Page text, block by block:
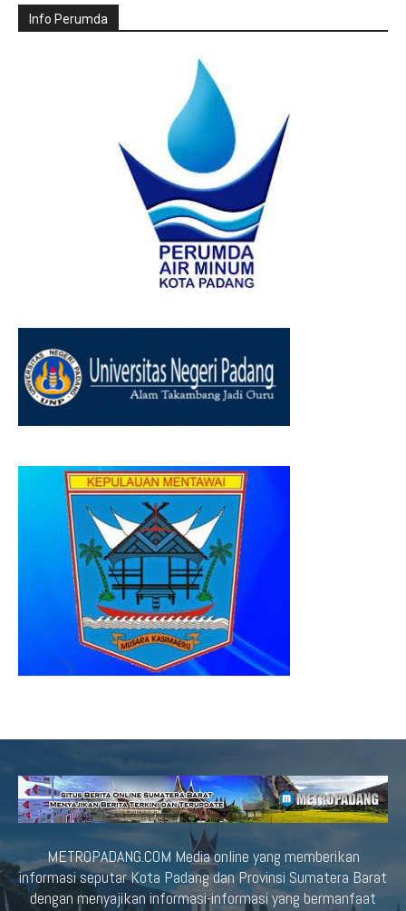
Info Perumda
METROPADANG.COM Media online yang memberikan
informasi seputar Kota Padang dan Provinsi Sumatera Barat
dengan menyajikan informasi-informasi yang bermanfaat